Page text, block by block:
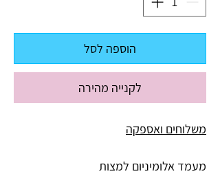
הוספה לסל
לקנייה מהירה
משלוחים ואספקה
מעמד אלומיניום למצות